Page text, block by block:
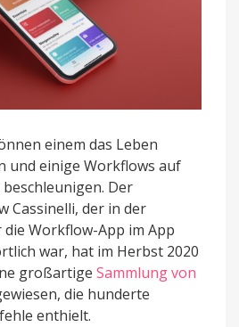
einem das Leben
und einige Workflows auf
Der
Cassinelli, der in der
Workflow-App im App
war, hat im Herbst 2020
großartige Sammlung von
die hunderte
enthielt.